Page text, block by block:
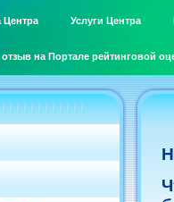
Центра Услуги Центра
на Портале рейтинговой